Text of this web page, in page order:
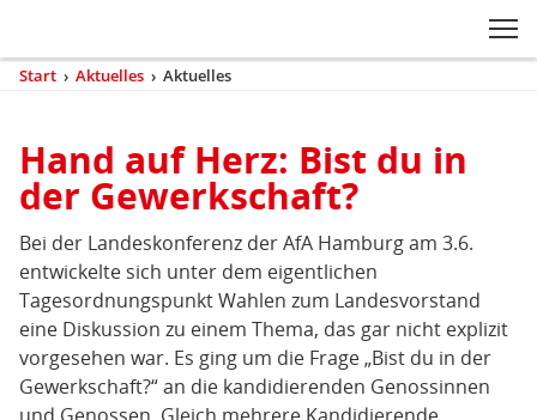
Navigation
Sie
Start › Aktuelles › Aktuelles
Aktuelles
Hand auf Herz: Bist du in
der Gewerkschaft?
Bei der Landeskonferenz der AfA Hamburg am 3.6.
entwickelte sich unter dem eigentlichen
Tagesordnungspunkt Wahlen zum Landesvorstand
eine Diskussion zu einem Thema, das gar nicht explizit
vorgesehen war. Es ging um die Frage „Bist du in der
Gewerkschaft?“ an die kandidierenden Genossinnen